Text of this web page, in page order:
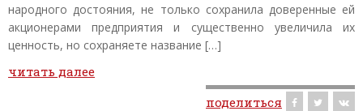
народного достояния, не только сохранила доверенные ей
акционерами предприятия и существенно увеличила их
ценность, но сохраняете название […]
читать далее
поделиться